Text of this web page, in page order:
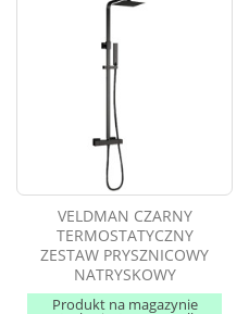
VELDMAN CZARNY
TERMOSTATYCZNY
ZESTAW PRYSZNICOWY
NATRYSKOWY
Produkt na magazynie